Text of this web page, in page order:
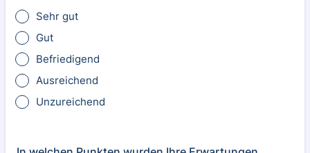
Sehr gut
Gut
Befriedigend
Ausreichend
Unzureichend